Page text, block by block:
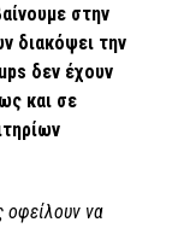
στην
διακόψει την
δεν έχουν
και σε
οφείλουν να